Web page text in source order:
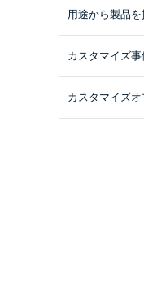
用途から製品を
カスタマイズ事
カスタマイズ